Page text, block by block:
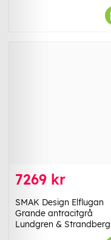
7269 kr
SMAK Design Elflugan
Grande antracitgrå
Lundgren & Strandberg